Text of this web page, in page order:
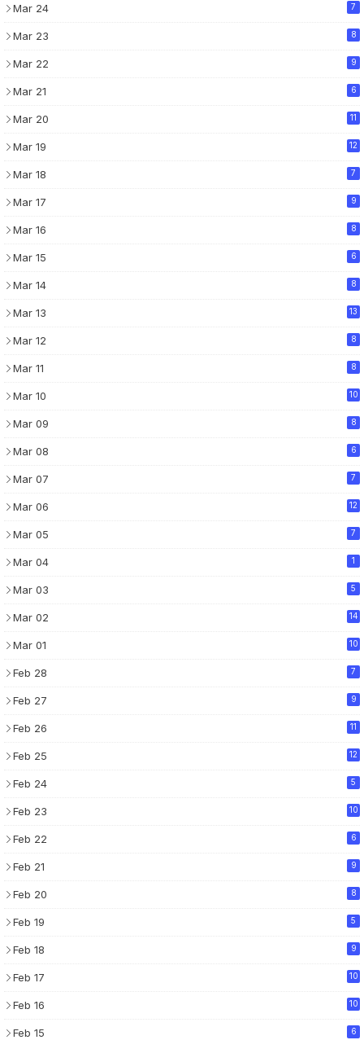
Mar 24 7
Mar 23 8
Mar 22 9
Mar 21 6
Mar 20 11
Mar 19 12
Mar 18 7
Mar 17 9
Mar 16 8
Mar 15 6
Mar 14 8
Mar 13 13
Mar 12 8
Mar 11 8
Mar 10 10
Mar 09 8
Mar 08 6
Mar 07 7
Mar 06 12
Mar 05 7
Mar 04 1
Mar 03 5
Mar 02 14
Mar 01 10
Feb 28 7
Feb 27 9
Feb 26 11
Feb 25 12
Feb 24 5
Feb 23 10
Feb 22 6
Feb 21 9
Feb 20 8
Feb 19 5
Feb 18 9
Feb 17 10
Feb 16 10
Feb 15 6